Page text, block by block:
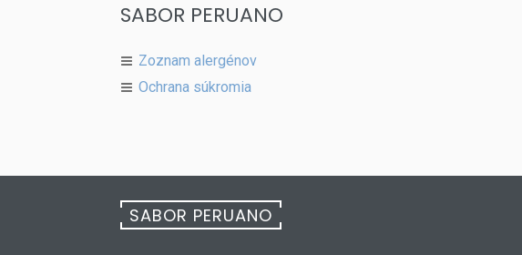
SABOR PERUANO
Zoznam alergénov
Ochrana súkromia
SABOR PERUANO